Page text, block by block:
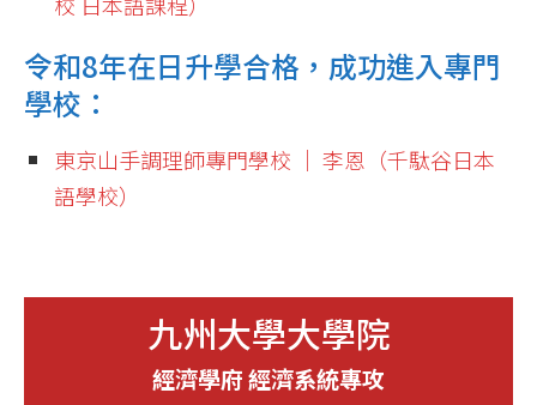
令和8年在日升學合格，成功進入專門
學校：
東京山手調理師專門學校 │ 李恩（千駄谷日本
語學校）
九州大學大學院
經濟學府 經濟系統專攻